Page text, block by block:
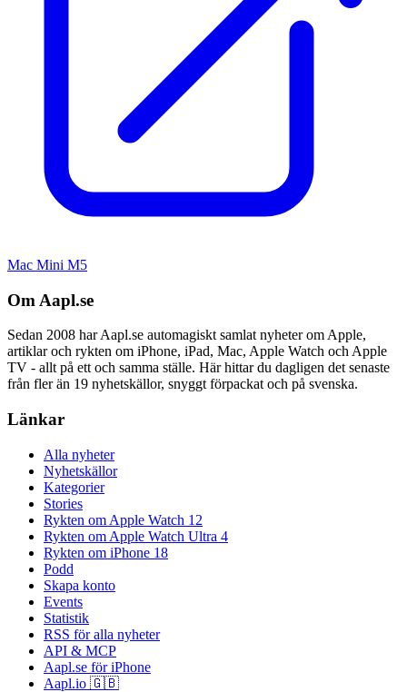
Mac Mini M5
Om Aapl.se
Sedan 2008 har Aapl.se automagiskt samlat nyheter om Apple,
artiklar och rykten om iPhone, iPad, Mac, Apple Watch och Apple
TV - allt på ett och samma ställe. Här hittar du dagligen det senaste
från fler än 19 nyhetskällor, snyggt förpackat och på svenska.
Länkar
Alla nyheter
Nyhetskällor
Kategorier
Stories
Rykten om Apple Watch 12
Rykten om Apple Watch Ultra 4
Rykten om iPhone 18
Podd
Skapa konto
Events
Statistik
RSS för alla nyheter
API & MCP
Aapl.se för iPhone
Aapl.io 🇬🇧